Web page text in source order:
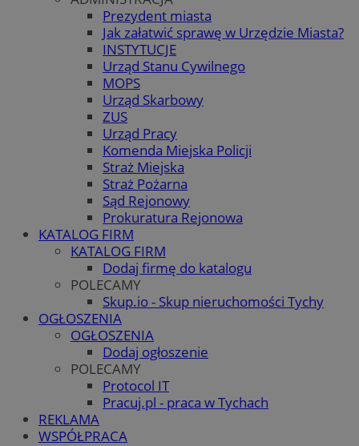
Prezydent miasta
Jak załatwić sprawę w Urzędzie Miasta?
INSTYTUCJE
Urząd Stanu Cywilnego
MOPS
Urząd Skarbowy
ZUS
Urząd Pracy
Komenda Miejska Policji
Straż Miejska
Straż Pożarna
Sąd Rejonowy
Prokuratura Rejonowa
KATALOG FIRM
KATALOG FIRM
Dodaj firmę do katalogu
POLECAMY
Skup.io - Skup nieruchomości Tychy
OGŁOSZENIA
OGŁOSZENIA
Dodaj ogłoszenie
POLECAMY
Protocol IT
Pracuj.pl - praca w Tychach
REKLAMA
WSPÓŁPRACA